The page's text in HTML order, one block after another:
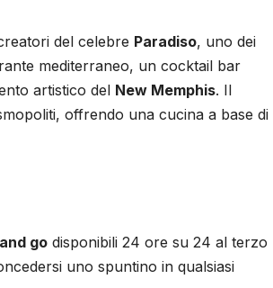
del celebre Paradiso, uno dei
mediterraneo, un cocktail bar
artistico del New Memphis. Il
offrendo una cucina a base di
go disponibili 24 ore su 24 al terzo
uno spuntino in qualsiasi